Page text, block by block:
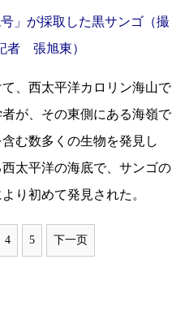
」が採取した黒サンゴ（撮
者 張旭東）
、西太平洋カロリン海山で
が、その東側にある海嶺で
む数多くの生物を発見し
太平洋の海底で、サンゴの
り初めて発見された。
4 5 下一页